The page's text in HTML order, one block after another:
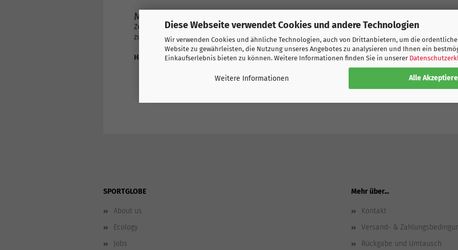
Diese Webseite verwendet Cookies und andere Technologien
Wir verwenden Cookies und ähnliche Technologien, auch von Drittanbietern, um die
Website zu gewährleisten, die Nutzung unseres Angebotes zu analysieren und Ihnen ein
Einkaufserlebnis bieten zu können. Weitere Informationen finden Sie in unserer
Alle
Weitere Informationen
Maradona Hand of God WM 1986 Socken
Zeige mit Still Deine Liebe für den Fussball mit den COPA Fansocken und Fussballmotiven darauf.
zudem sehr gut als Geschenk für den Liebsten. Grösse 40-46
Hier finden Sie weitere Produkte
SPORTGLOBE
About us
Ecology
Jobs
Mehr über...
Kontakt
Versand- &
Rückgabe und Umtausch